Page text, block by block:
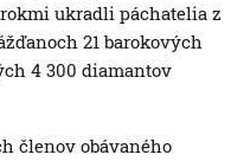
ukradli páchatelia z
21 barokových
4 300 diamantov
členov obávaného